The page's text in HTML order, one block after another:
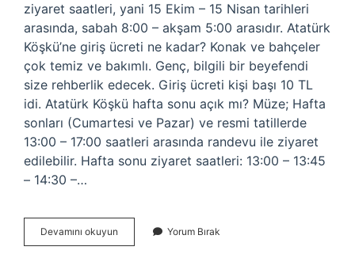
ziyaret saatleri, yani 15 Ekim – 15 Nisan tarihleri ​​
arasında, sabah 8:00 – akşam 5:00 arasıdır. Atatürk
Köşkü’ne giriş ücreti ne kadar? Konak ve bahçeler
çok temiz ve bakımlı. Genç, bilgili bir beyefendi
size rehberlik edecek. Giriş ücreti kişi başı 10 TL
idi. Atatürk Köşkü hafta sonu açık mı? Müze; Hafta
sonları (Cumartesi ve Pazar) ve resmi tatillerde
13:00 – 17:00 saatleri arasında randevu ile ziyaret
edilebilir. Hafta sonu ziyaret saatleri: 13:00 – 13:45
– 14:30 –…
Devamını okuyun
Köşkü
Yorum Bırak